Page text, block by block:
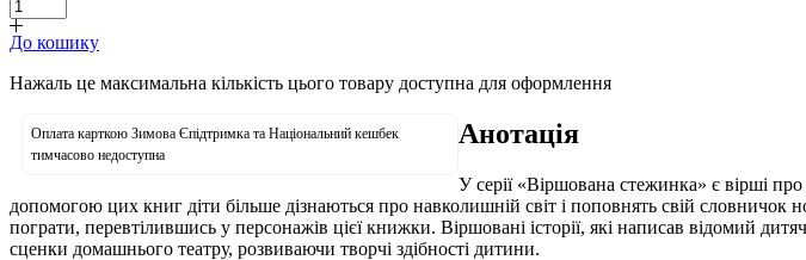
До кошику
Нажаль це максимальна кількість цього товару доступна для оформлення
Оплата карткою Зимова Єпідтримка та Національний кешбек
тимчасово недоступна
Анотація
У серії «Віршована стежинка» є вірші
допомогою цих книг діти більше дізнаються про навколишній світ і поповнять свій
пограти, перевтілившись у персонажів цієї книжки. Віршовані історії, які написав відомий
сценки домашнього театру, розвиваючи творчі здібності дитини.